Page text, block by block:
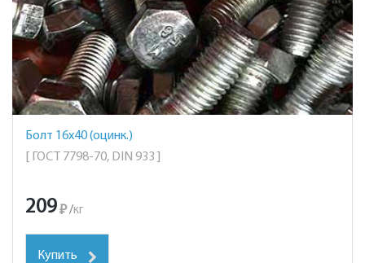
Болт 16х40 (оцинк.)
[ ГОСТ 7798-70, DIN 933 ]
209₽ /кг
Купить